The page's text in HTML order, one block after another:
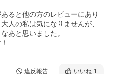
ると他の方のレビューにあり
人の私は気になりませんが、
あと思いました。
違反報告 いいね 1